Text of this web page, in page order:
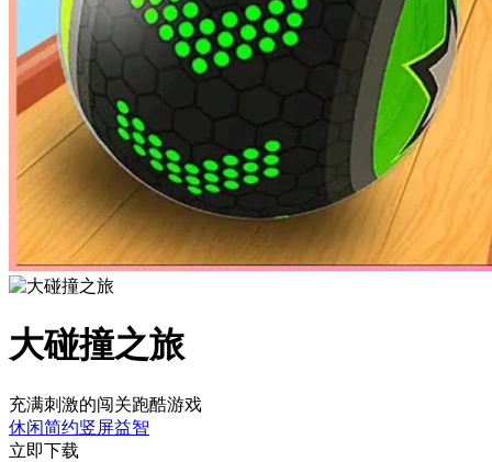
大碰撞之旅
充满刺激的闯关跑酷游戏
休闲简约竖屏益智
立即下载